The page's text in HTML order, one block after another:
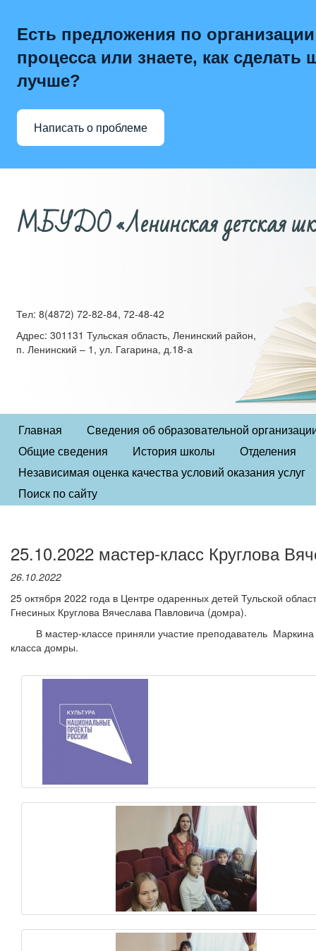
Есть предложения по
процесса или знаете, как сделать
лучше?
Написать о проблеме
МБУДО «Ленинская детская
Тел: 8(4872) 72-82-84, 72-48-42
Адрес: 301131 Тульская область, Ленинский район,
п. Ленинский – 1, ул. Гагарина, д.18-а
Главная
Сведения об образовательной
Общие сведения
История школы
Отделения
Независимая оценка качества условий оказания услуг
Поиск по сайту
25.10.2022 мастер-класс Круглова
26.10.2022
25 октября 2022 года в Центре одаренных детей Тульской
Гнесиных Круглова Вячеслава Павловича (домра).
В мастер-классе приняли участие преподаватель Маркина
класса домры.